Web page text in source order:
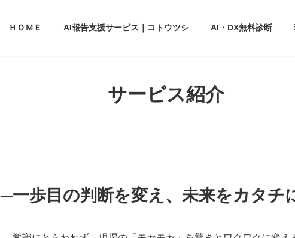
ＨＯＭＥ AI報告支援サービス｜コトウツシ AI・DX無料診断
サービス紹介
─一歩目の判断を変え、未来をカタチ